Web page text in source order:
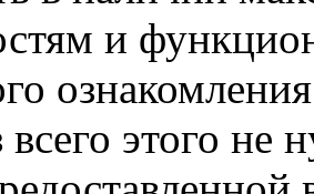
и
всего этого